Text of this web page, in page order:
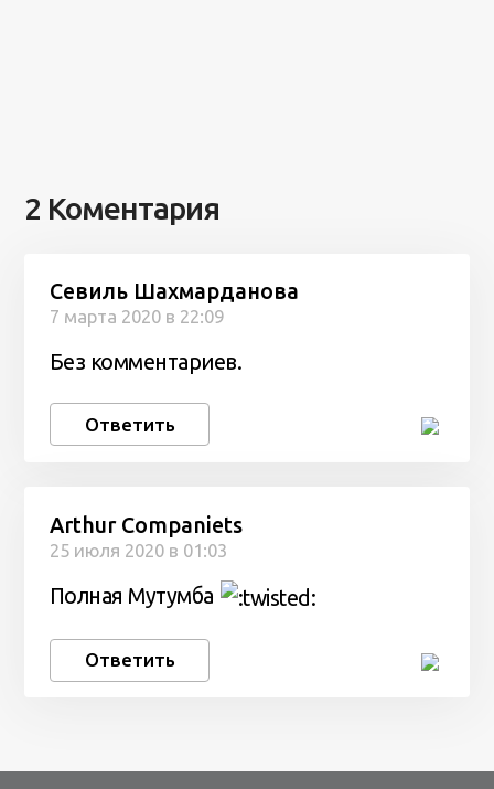
2 Коментария
Севиль Шахмарданова
7 марта 2020 в 22:09
Без комментариев.
Ответить
Arthur Companiets
25 июля 2020 в 01:03
Полная Мутумба
Ответить